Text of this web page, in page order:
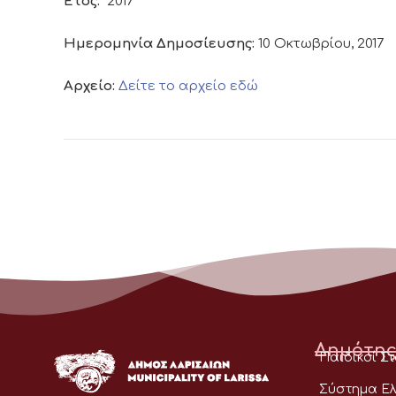
Ημερομηνία Δημοσίευσης: 10 Οκτωβρίου, 2017
Αρχείο: Δείτε το αρχείο εδώ
Παιδικοί
Σύστημα